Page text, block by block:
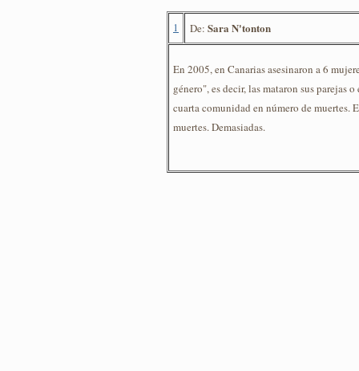
1 De: Sara N'tonton
En 2005, en Canarias asesinaron a 6
género", es decir, las mataron sus parejas
cuarta comunidad en número de muertes.
muertes. Demasiadas.